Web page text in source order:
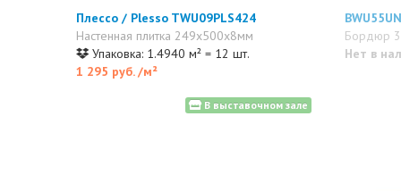
Плессо / Plesso TWU09PLS424
Настенная плитка 249x500x8мм
Упаковка: 1.4940 м² = 12 шт.
1 295 руб./м²
Бордюр
Нет в
В выставочном зале